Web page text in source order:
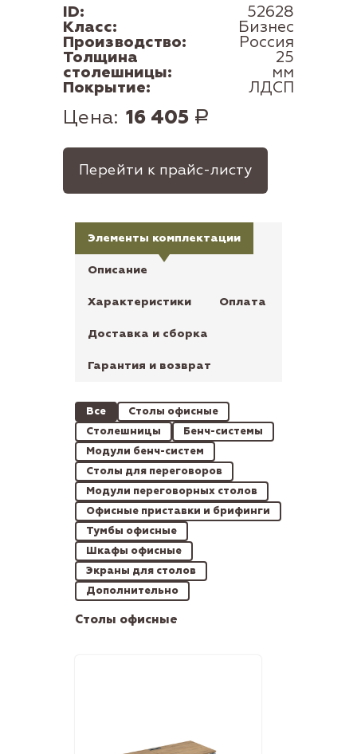
ID: 52628
Класс: Бизнес
Производство: Россия
Толщина
столешницы:
25
мм
Покрытие: ЛДСП
Цена: 16 405 Р
Перейти к прайс-листу
Элементы комплектации
Описание
Характеристики Оплата
Доставка и сборка
Гарантия и возврат
Все
Столы офисные
Столешницы
Бенч-системы
Модули бенч-систем
Столы для переговоров
Модули переговорных столов
Офисные приставки и брифинги
Тумбы офисные
Шкафы офисные
Экраны для столов
Дополнительно
Столы офисные